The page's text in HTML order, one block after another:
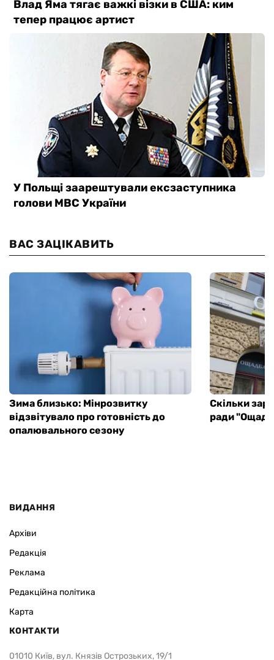
ВАС ЗАЦІКАВИТЬ
Зима близько: Мінрозвитку
відзвітувало про готовність до
опалювального сезону
Скільки
ради
ВИДАННЯ
Архіви
Редакція
Реклама
Редакційна політика
Карта
КОНТАКТИ
01010 Київ, вул. Князів Острозьких, 19/1